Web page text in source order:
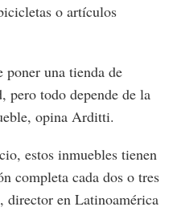
o artículos
poner una tienda de
pero todo depende de la
opina Arditti.
estos inmuebles tienen
completa cada dos o tres
director en Latinoamérica